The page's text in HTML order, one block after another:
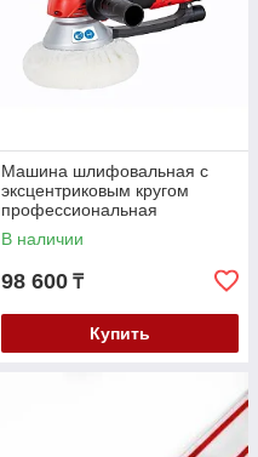
Машина шлифовальная с
эксцентриковым кругом
профессиональная
EZS150PRO_230V
В наличии
98 600 ₸
Купить